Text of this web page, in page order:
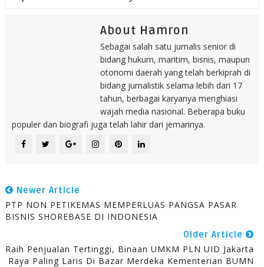
About Hamron
Sebagai salah satu jurnalis senior di
bidang hukum, maritim, bisnis, maupun
otonomi daerah yang telah berkiprah di
bidang jurnalistik selama lebih dari 17
tahun, berbagai karyanya menghiasi
wajah media nasional. Beberapa buku
populer dan biografi juga telah lahir dari jemarinya.
Newer Article
PTP NON PETIKEMAS MEMPERLUAS PANGSA PASAR
BISNIS SHOREBASE DI INDONESIA
Older Article
Raih Penjualan Tertinggi, Binaan UMKM PLN UID Jakarta
Raya Paling Laris Di Bazar Merdeka Kementerian BUMN